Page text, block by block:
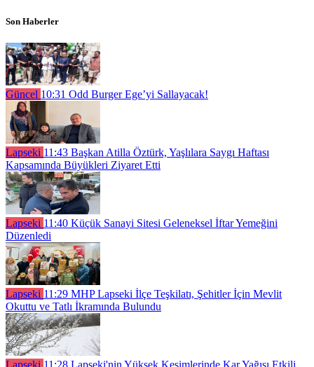
Son Haberler
Güncel 10:31 Odd Burger Ege’yi Sallayacak!
Lapseki 11:43 Başkan Atilla Öztürk, Yaşlılara Saygı Haftası
Kapsamında Büyükleri Ziyaret Etti
Lapseki 11:40 Küçük Sanayi Sitesi Geleneksel İftar Yemeğini
Düzenledi
Lapseki 11:29 MHP Lapseki İlçe Teşkilatı, Şehitler İçin Mevlit
Okuttu ve Tatlı İkramında Bulundu
Lapseki 11:28 Lapseki'nin Yüksek Kesimlerinde Kar Yağışı Etkili